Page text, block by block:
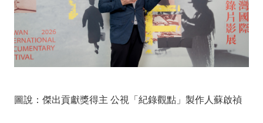
圖說：傑出貢獻獎得主 公視「紀錄觀點」製作人蘇啟禎